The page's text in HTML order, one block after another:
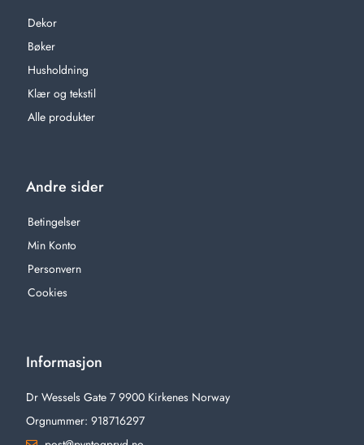
Dekor
Bøker
Husholdning
Klær og tekstil
Alle produkter
Andre sider
Betingelser
Min Konto
Personvern
Cookies
Informasjon
Dr Wessels Gate 7 9900 Kirkenes Norway
Orgnummer: 918716297